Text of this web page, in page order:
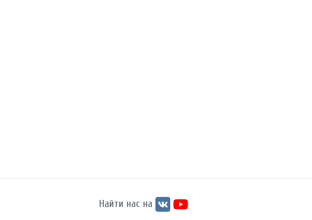
Найти нас на